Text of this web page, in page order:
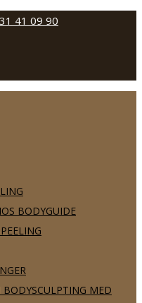
41 09 90
BODYGUIDE
BODYSCULPTING MED